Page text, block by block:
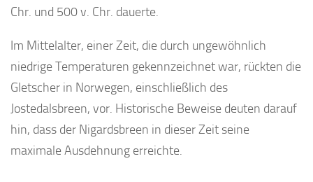
Chr. und 500 v. Chr. dauerte.
Im Mittelalter, einer Zeit, die durch ungewöhnlich
niedrige Temperaturen gekennzeichnet war, rückten die
Gletscher in Norwegen, einschließlich des
Jostedalsbreen, vor. Historische Beweise deuten darauf
hin, dass der Nigardsbreen in dieser Zeit seine
maximale Ausdehnung erreichte.